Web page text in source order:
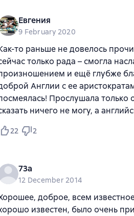
Евгения
9 February 2020
то раньше не довелось
только рада – смогла
и ещё глубже
Англии с ее
Прослушала только
ничего не могу, а
22 2
73a
12 December 2014
доброе, всем
известен, было очень